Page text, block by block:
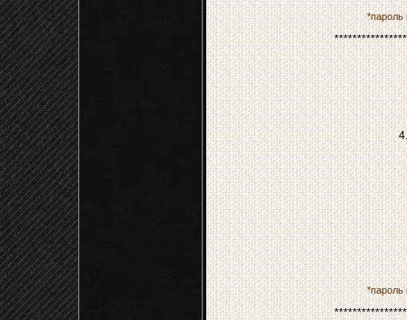
*пароль
*пароль